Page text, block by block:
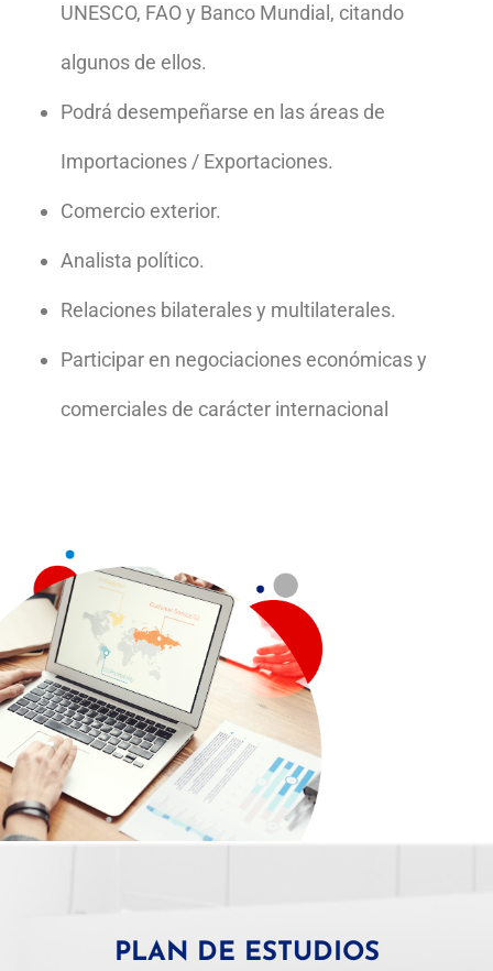
UNESCO, FAO y Banco Mundial, citando
algunos de ellos.
Podrá desempeñarse en las áreas de
Importaciones / Exportaciones.
Comercio exterior.
Analista político.
Relaciones bilaterales y multilaterales.
Participar en negociaciones económicas y
comerciales de carácter internacional
PLAN DE ESTUDIOS